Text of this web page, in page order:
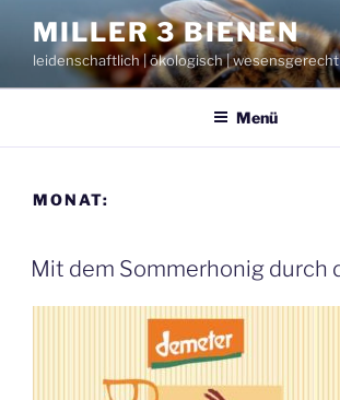
Inhalt
springen
MILLER 3 BIENEN
leidenschaftlich | ökologisch | wesensgerecht
Menü
MONAT:
Mit dem Sommerhonig durch